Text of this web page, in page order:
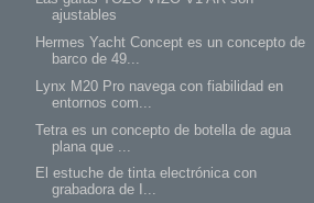
ajustables
Hermes Yacht Concept es un concepto de
barco de 49...
Lynx M20 Pro navega con fiabilidad en
entornos com...
Tetra es un concepto de botella de agua
plana que ...
El estuche de tinta electrónica con
grabadora de I...